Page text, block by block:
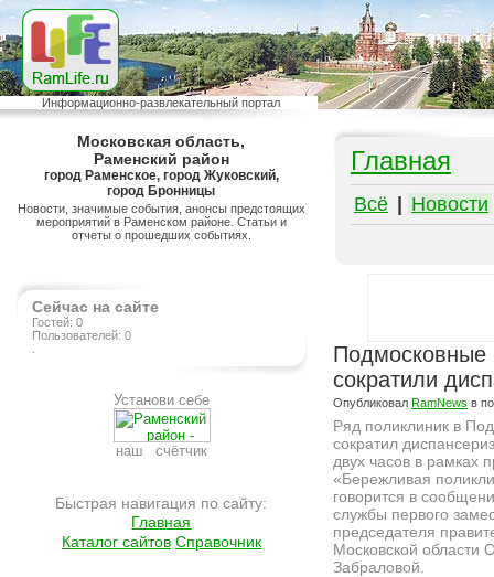
Информационно-развлекательный портал
Московская область,
Раменский район
город Раменское, город Жуковский,
город Бронницы
Новости, значимые события, анонсы предстоящих
мероприятий в Раменском районе. Статьи и
отчеты о прошедших событиях.
Сейчас на сайте
Гостей: 0
Пользователей: 0
Установи себе
наш счётчик
Быстрая навигация по сайту:
Главная
Каталог сайтов Справочник
Главная
Всё Новости
Подмосковные
сократили
Опубликовал RamNews в
Ряд поликлиник в
сократил
двух часов в рамках
«Бережливая
говорится в
службы первого
председателя
Московской области
Забраловой.